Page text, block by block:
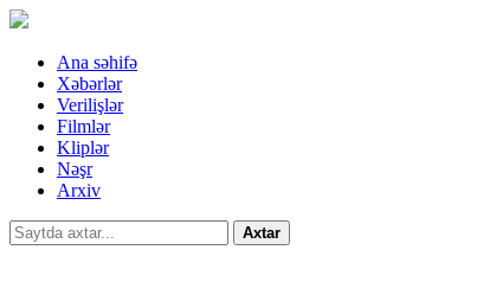
Ana səhifə
Xəbərlər
Verilişlər
Filmlər
Kliplər
Nəşr
Arxiv
Axtar